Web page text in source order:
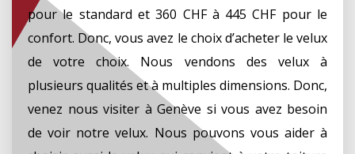
pour le standard et 360 CHF à 445 CHF pour le
confort. Donc, vous avez le choix d’acheter le velux
de votre choix. Nous vendons des velux à
plusieurs qualités et à multiples dimensions. Donc,
venez nous visiter à Genève si vous avez besoin
de voir notre velux. Nous pouvons vous aider à